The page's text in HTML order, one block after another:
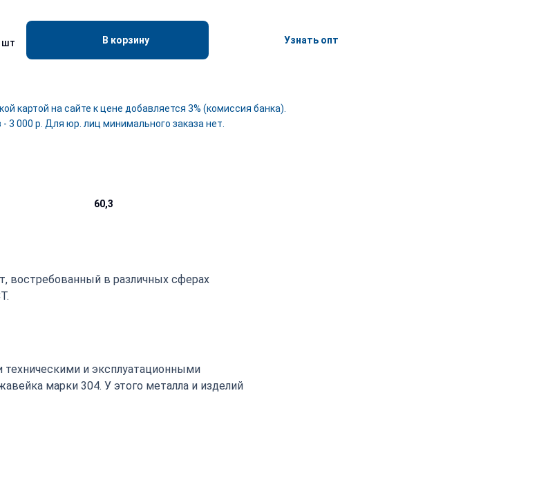
шт В корзину Узнать опт
картой на сайте к цене добавляется 3% (комиссия банка).
3 000 р. Для юр. лиц минимального заказа нет.
60,3
востребованный в различных сферах
и эксплуатационными
марки 304. У этого металла и изделий